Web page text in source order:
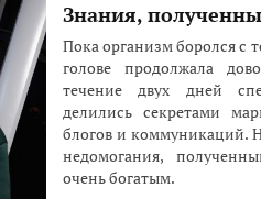
Знания,
Пока организм боролся с
голове продолжала
течение двух дней
делились секретами
блогов и коммуникаций.
недомогания,
очень богатым.